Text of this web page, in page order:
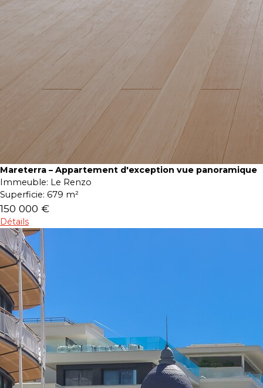
Mareterra – Appartement d'exception vue panoramique
Immeuble: Le Renzo
Superficie: 679 m²
150 000 €
Détails